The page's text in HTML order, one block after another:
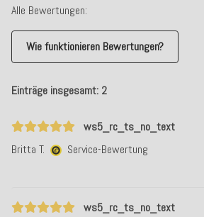
Alle Bewertungen:
Wie funktionieren Bewertungen?
Einträge insgesamt: 2
ws5_rc_ts_no_text
Britta T.
Service-Bewertung
ws5_rc_ts_no_text